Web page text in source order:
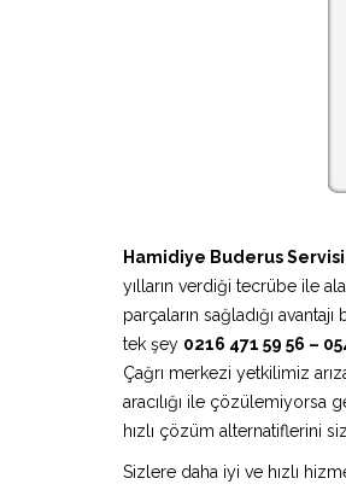
Hamidiye Buderus Servisi
yılların verdiği tecrübe ile
parçaların sağladığı
tek şey 0216 471 59 56 –
Çağrı merkezi yetkilimiz
aracılığı ile çözülemiyorsa
hızlı çözüm alternatiflerini
Sizlere daha iyi ve hızlı